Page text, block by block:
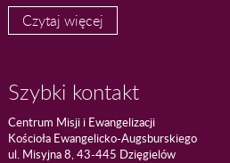
Czytaj więcej
Szybki kontakt
Centrum Misji i Ewangelizacji
Kościoła Ewangelicko-Augsburskiego
ul. Misyjna 8, 43-445 Dzięgielów